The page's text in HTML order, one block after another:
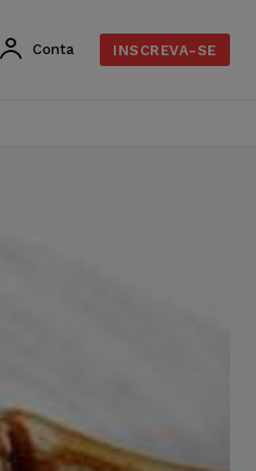
Conta INSCREVA-SE